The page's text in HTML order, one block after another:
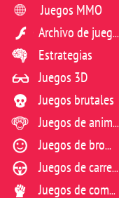
Juegos MMO
Archivo de juegos flash
Estrategias
Juegos 3D
Juegos brutales
Juegos de animales
Juegos de broma
Juegos de carreras
Juegos de combate